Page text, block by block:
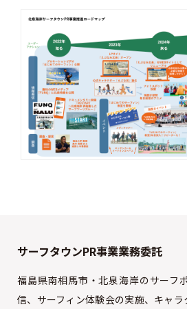
サーフタウンPR事業業務委託
福島県南相馬市・北泉海岸のサーフ
信、サーフィン体験会の実施、キャ